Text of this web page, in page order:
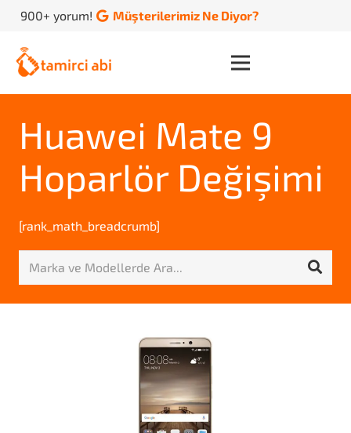
900+ yorum! Müşterilerimiz Ne Diyor?
Huawei Mate 9
Hoparlör Değişimi
[rank_math_breadcrumb]